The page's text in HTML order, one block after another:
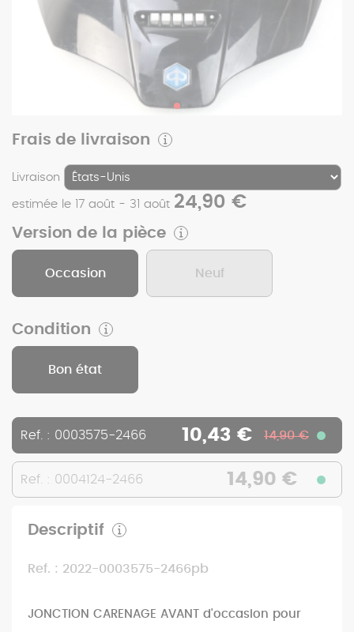
Frais de livraison
Livraison
estimée le 17 août - 31 août 24,90 €
Version de la pièce
Occasion Neuf
Condition
Bon état
Ref. : 0003575-2466 10,43 € 14,90 €
Ref. : 0004124-2466 14,90 €
Descriptif
Ref. : 2022-0003575-2466pb
JONCTION CARENAGE AVANT d'occasion pour